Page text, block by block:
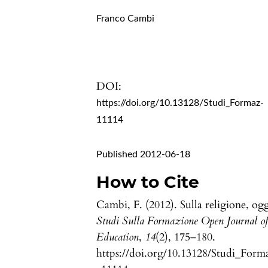
Franco Cambi
DOI:
https://doi.org/10.13128/Studi_Formaz-
11114
Published 2012-06-18
How to Cite
Cambi, F. (2012). Sulla religione,
Studi Sulla Formazione Open Journal of
Education, 14(2), 175–180.
https://doi.org/10.13128/